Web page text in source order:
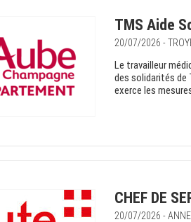
TMS Aide
20/07/2026 -
Le travailleur
des solidarités de
exerce les
CHEF DE
20/07/2026 -